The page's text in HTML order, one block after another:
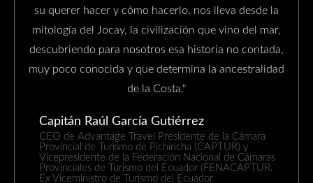
su querer hacer y cómo hacerlo, nos lleva desde la
mitología del Jocay, la civilización que vino del mar,
descubriendo para nosotros esa historia no contada,
muy poco conocida y que determina la ancestralidad
de la Costa."
Capitán Raúl García Gutiérrez
CEO de Advantage Travel Presidente de la Cámara
Provincial de Turismo de Pichincha (CAPTUR) y
Vicepresidente de la Federación Nacional de Cámaras
Provinciales de Turismo del Ecuador (FENACAPTUR.
Ex Viceministro de Turismo del Ecuador